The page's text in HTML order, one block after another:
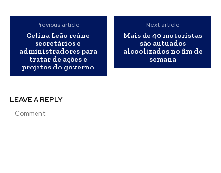
Previous article
Celina Leão reúne
secretários e
administradores para
tratar de ações e
projetos do governo
Next article
Mais de 40 motoristas
são autuados
alcoolizados no fim de
semana
LEAVE A REPLY